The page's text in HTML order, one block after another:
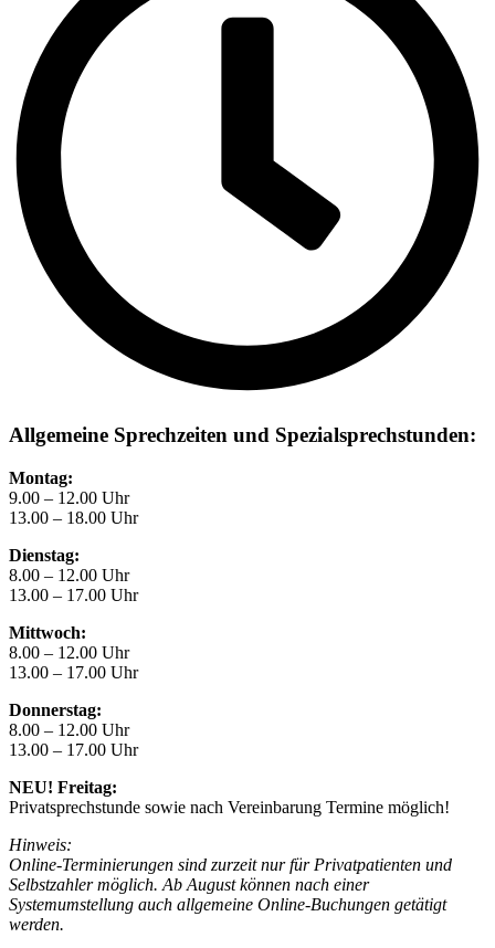
Allgemeine Sprechzeiten und Spezialsprechstunden:
Montag:
9.00 – 12.00 Uhr
13.00 – 18.00 Uhr
Dienstag:
8.00 – 12.00 Uhr
13.00 – 17.00 Uhr
Mittwoch:
8.00 – 12.00 Uhr
13.00 – 17.00 Uhr
Donnerstag:
8.00 – 12.00 Uhr
13.00 – 17.00 Uhr
NEU! Freitag:
Privatsprechstunde sowie nach Vereinbarung Termine möglich!
Hinweis:
Online-Terminierungen sind zurzeit nur für Privatpatienten und
Selbstzahler möglich. Ab August können nach einer
Systemumstellung auch allgemeine Online-Buchungen getätigt
werden.